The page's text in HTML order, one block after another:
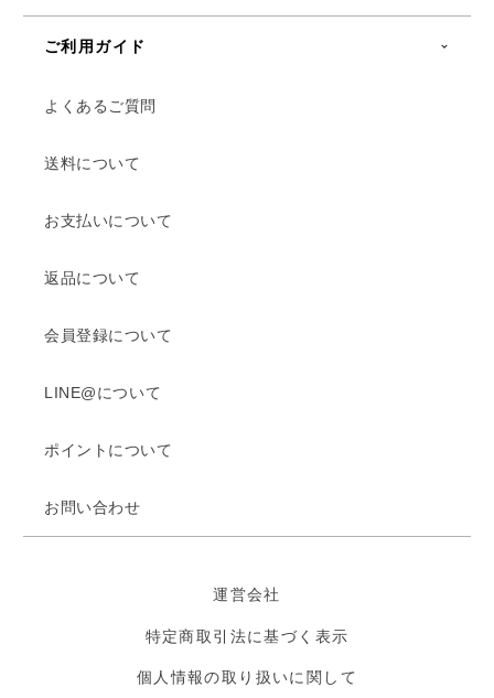
ご利用ガイド
よくあるご質問
送料について
お支払いについて
返品について
会員登録について
LINE@について
ポイントについて
お問い合わせ
運営会社
特定商取引法に基づく表示
個人情報の取り扱いに関して